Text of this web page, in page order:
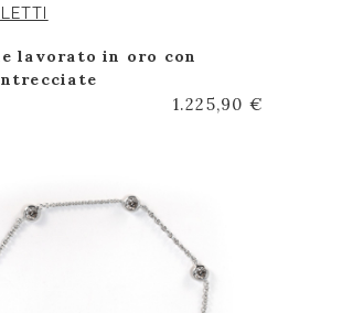
lavorato in oro con
1.225,90 €